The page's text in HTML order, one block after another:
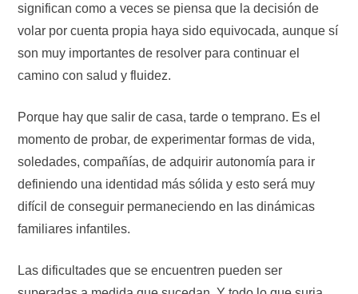
significan como a veces se piensa que la decisión de
volar por cuenta propia haya sido equivocada, aunque sí
son muy importantes de resolver para continuar el
camino con salud y fluidez.
Porque hay que salir de casa, tarde o temprano. Es el
momento de probar, de experimentar formas de vida,
soledades, compañías, de adquirir autonomía para ir
definiendo una identidad más sólida y esto será muy
difícil de conseguir permaneciendo en las dinámicas
familiares infantiles.
Las dificultades que se encuentren pueden ser